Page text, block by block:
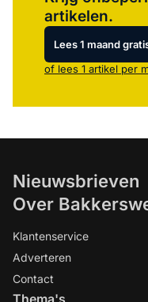
artikelen.
Lees 1 maand
of lees 1 artikel per
Nieuwsbrieven
Over
Klantenservice
Adverteren
Contact
Thema's